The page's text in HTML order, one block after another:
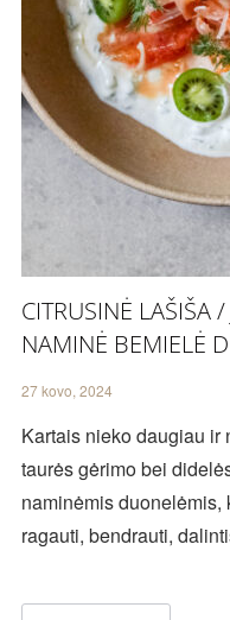
CITRUSINĖ LAŠIŠA
NAMINĖ BEMIELĖ
27 kovo, 2024
Kartais nieko daugiau ir
taurės gėrimo bei
naminėmis
ragauti, bendrauti,